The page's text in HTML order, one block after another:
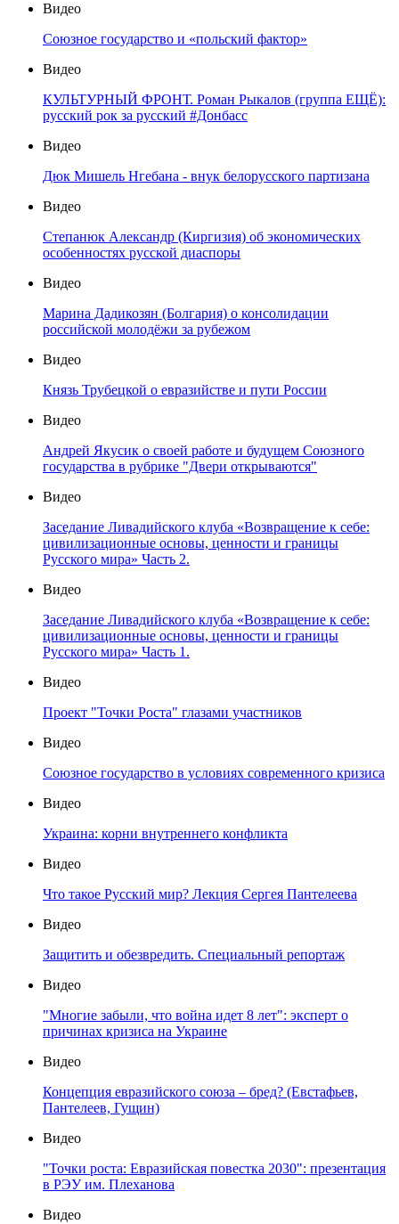
Видео
Союзное государство и «польский фактор»
Видео
КУЛЬТУРНЫЙ ФРОНТ. Роман Рыкалов (группа ЕЩЁ):
русский рок за русский #Донбасс
Видео
Дюк Мишель Нгебана - внук белорусского партизана
Видео
Степанюк Александр (Киргизия) об экономических
особенностях русской диаспоры
Видео
Марина Дадикозян (Болгария) о консолидации
российской молодёжи за рубежом
Видео
Князь Трубецкой о евразийстве и пути России
Видео
Андрей Якусик о своей работе и будущем Союзного
государства в рубрике "Двери открываются"
Видео
Заседание Ливадийского клуба «Возвращение к себе:
цивилизационные основы, ценности и границы
Русского мира» Часть 2.
Видео
Заседание Ливадийского клуба «Возвращение к себе:
цивилизационные основы, ценности и границы
Русского мира» Часть 1.
Видео
Проект "Точки Роста" глазами участников
Видео
Союзное государство в условиях современного кризиса
Видео
Украина: корни внутреннего конфликта
Видео
Что такое Русский мир? Лекция Сергея Пантелеева
Видео
Защитить и обезвредить. Специальный репортаж
Видео
"Многие забыли, что война идет 8 лет": эксперт о
причинах кризиса на Украине
Видео
Концепция евразийского союза – бред? (Евстафьев,
Пантелеев, Гущин)
Видео
"Точки роста: Евразийская повестка 2030": презентация
в РЭУ им. Плеханова
Видео